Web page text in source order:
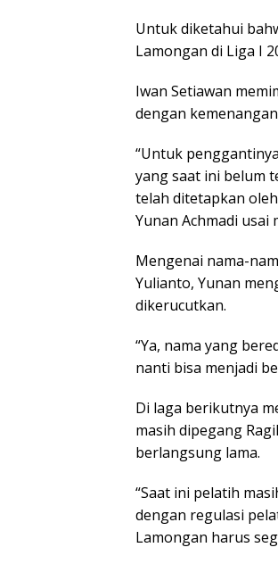
Untuk diketahui
Lamongan di Liga I
Iwan Setiawan
dengan
“Untuk
yang saat ini belum
telah ditetapkan
Yunan Achmadi usai
Mengenai nama-
Yulianto, Yunan
dikerucutkan.
“Ya, nama yang
nanti bisa menjadi
Di laga berikutnya
masih dipegang
berlangsung lama.
“Saat ini pelatih
dengan regulasi
Lamongan harus